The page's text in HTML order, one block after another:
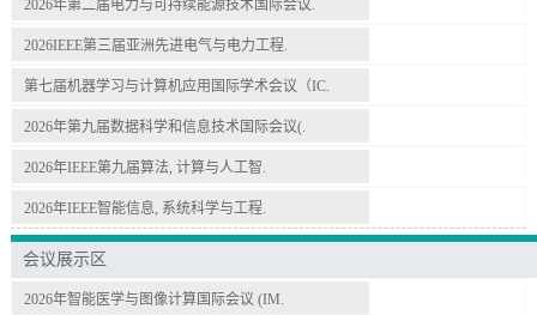
2026年第二届电力与可持续能源技术国际会议.
2026IEEE第三届亚洲先进电气与电力工程.
第七届机器学习与计算机应用国际学术会议（IC.
2026年第九届数据科学和信息技术国际会议(.
2026年IEEE第九届算法, 计算与人工智.
2026年IEEE智能信息, 系统科学与工程.
会议展示区
2026年智能医学与图像计算国际会议 (IM.